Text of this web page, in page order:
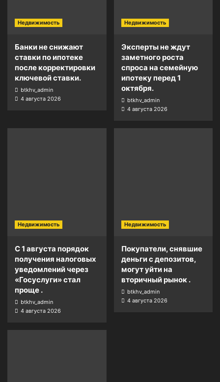
Недвижимость
Банки не снижают
ставки по ипотеке
после корректировки
ключевой ставки.
btkhv_admin
4 августа 2026
Недвижимость
Эксперты не ждут
заметного роста
спроса на семейную
ипотеку перед 1
октября.
btkhv_admin
4 августа 2026
Недвижимость
С 1 августа порядок
получения налоговых
уведомлений через
«Госуслуги» стал
проще .
btkhv_admin
4 августа 2026
Недвижимость
Покупатели, снявшие
деньги с депозитов,
могут уйти на
вторичный рынок .
btkhv_admin
4 августа 2026